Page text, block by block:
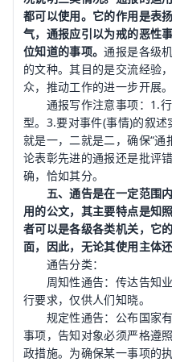
都可以使用。它的作用是表
气，通报应引以为戒的恶性
位知道的事项。通报是各级
的文种。其目的是交流经验
众，推动工作的进一步开展。
通报写作注意事项：1.行
型。3.要对事件(事情)的叙
就是一，二就是二，确保“
论表彰先进的通报还是批评
确，恰如其分。
五、通告是在一定范围内
用的公文，其主要特点是知
者可以是各级各类机关，它
面，因此，无论其使用主体
通告分类：
周知性通告：传达告知业
行要求，仅供人们知晓。
规定性通告：公布国家有
事项，告知对象必须严格遵
政措施。为确保某一事项的